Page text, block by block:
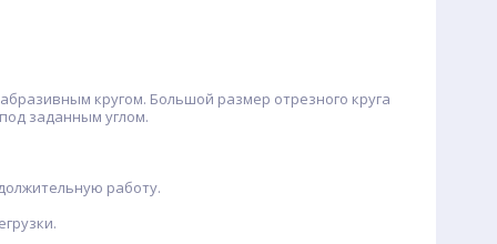
кругом. Большой размер отрезного круга
заданным углом.
работу.